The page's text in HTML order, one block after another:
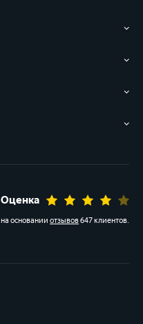
Оценка
на основании отзывов647 клиентов.